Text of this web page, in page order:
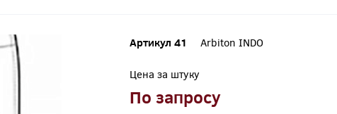
Артикул 41 Arbiton INDO
Цена за штуку
По запросу